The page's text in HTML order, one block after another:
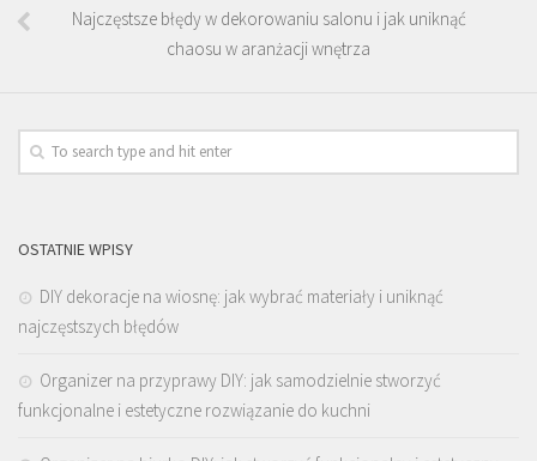
Najczęstsze błędy w dekorowaniu salonu i jak uniknąć
chaosu w aranżacji wnętrza
OSTATNIE WPISY
DIY dekoracje na wiosnę: jak wybrać materiały i uniknąć
najczęstszych błędów
Organizer na przyprawy DIY: jak samodzielnie stworzyć
funkcjonalne i estetyczne rozwiązanie do kuchni